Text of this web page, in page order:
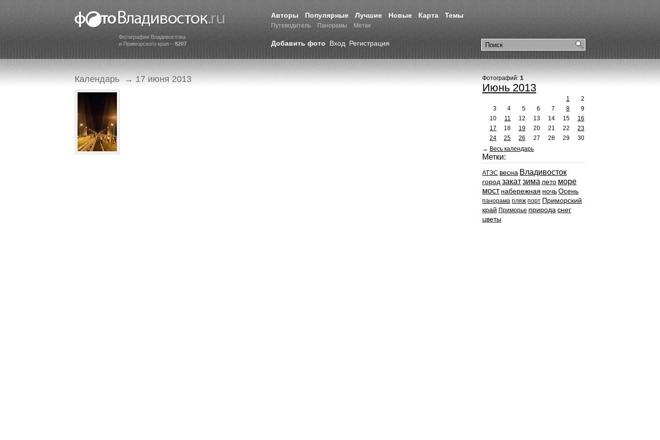
Фотографии Владивостока
и Приморского края – 8207
Авторы Популярные Лучшие Новые Карта Темы
Путеводитель Панорамы Метки
Добавить фото Вход Регистрация
Календарь → 17 июня 2013 Фотографий: 1
Июнь 2013
1
2
3
4 5 6 7 8
9
10
11 12 13 14 15
16
17
18 19 20 21 22
23
24
25 26 27 28 29
30
→ Весь календарь
Метки:
АТЭС весна Владивосток
город закатзима лето море
мост набережная ночьОсень
панорама пляж порт Приморский
край Приморье природа снег
цветы